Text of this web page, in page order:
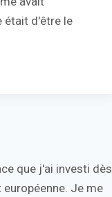
était d'être le
que j'ai investi dès
Je me